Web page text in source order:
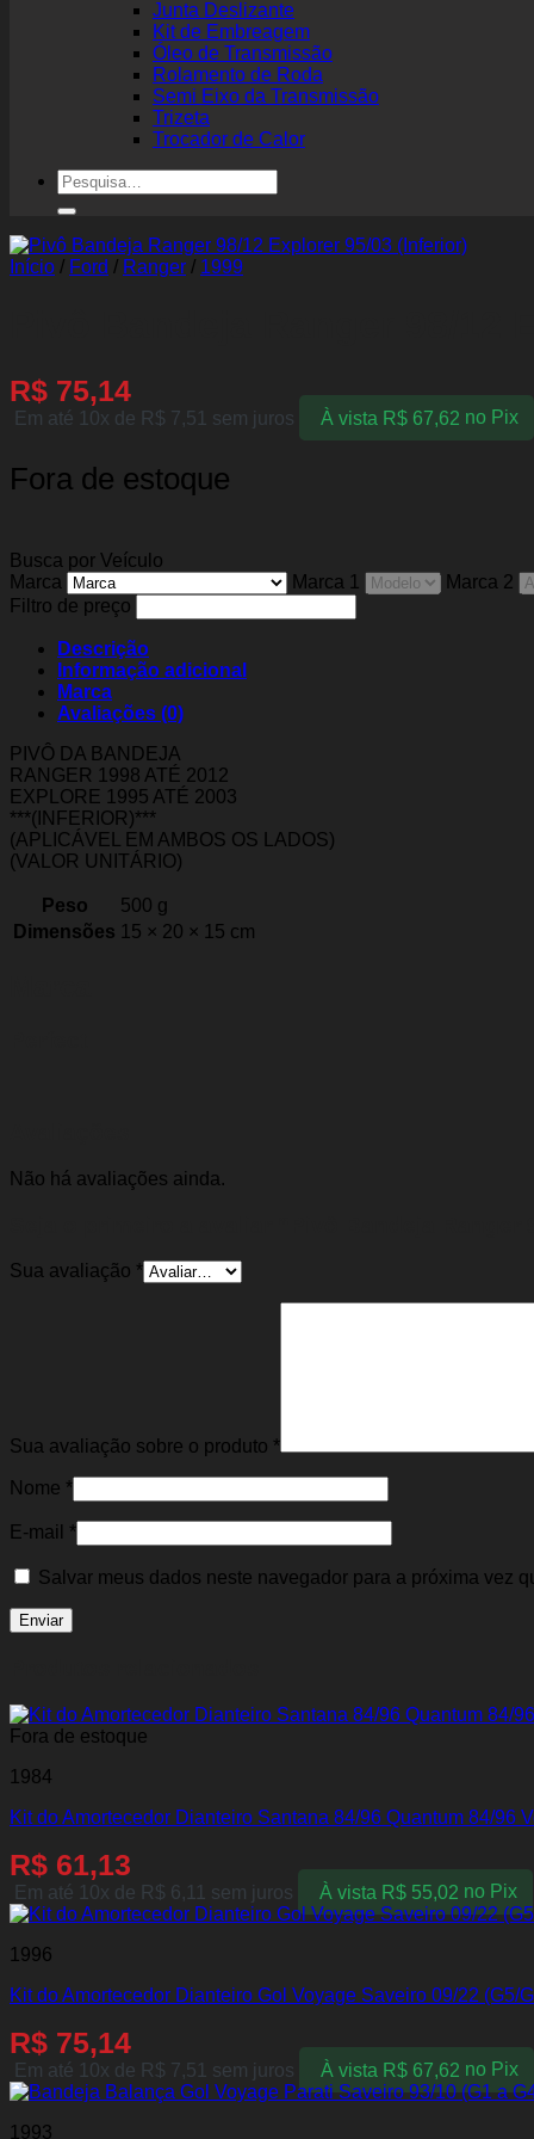
Junta Deslizante
Kit de Embreagem
Óleo de Transmissão
Rolamento de Roda
Semi Eixo da Transmissão
Trizeta
Trocador de Calor
Pesquisar
por:
Início / Ford / Ranger / 1999
R$ 75,14
Em até 10x de R$ 7,51 sem juros À vista R$67,62 no Pix
Fora de estoque
Busca por Veículo
Marca
Marca 1
Marca 2
Filtro de preço
Descrição
Informação adicional
Marca
Avaliações (0)
PIVÔ DA BANDEJA
RANGER 1998 ATÉ 2012
EXPLORE 1995 ATÉ 2003
***(INFERIOR)***
(APLICÁVEL EM AMBOS OS LADOS)
(VALOR UNITÁRIO)
Peso
500 g
Dimensões 15 × 20 × 15 cm
Não há avaliações ainda.
Sua avaliação *
Sua avaliação sobre o produto *
Nome *
E-mail *
Salvar meus dados neste navegador para a próxima vez
Fora de estoque
1984
Kit do Amortecedor Dianteiro Santana 84/96 Quantum 84/96
R$ 61,13
Em até 10x de R$ 6,11 sem juros À vista R$55,02 no Pix
1996
Kit do Amortecedor Dianteiro Gol Voyage Saveiro 09/22
R$ 75,14
Em até 10x de R$ 7,51 sem juros À vista R$67,62 no Pix
1993